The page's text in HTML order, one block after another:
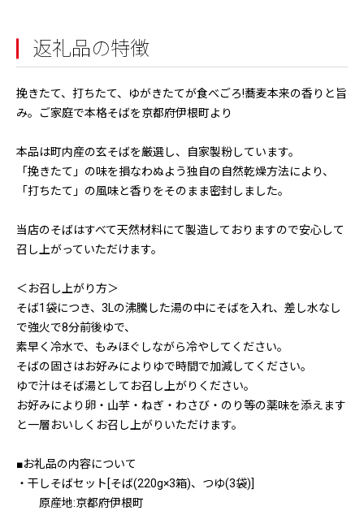
返礼品の特徴
挽きたて、打ちたて、ゆがきたてが食べごろ!蕎麦本来の香りと旨
み。ご家庭で本格そばを京都府伊根町より
本品は町内産の玄そばを厳選し、自家製粉しています。
「挽きたて」の味を損なわぬよう独自の自然乾燥方法により、
「打ちたて」の風味と香りをそのまま密封しました。
当店のそばはすべて天然材料にて製造しておりますので安心して
召し上がっていただけます。
＜お召し上がり方＞
そば1袋につき、3Lの沸騰した湯の中にそばを入れ、差し水なし
で強火で8分前後ゆで、
素早く冷水で、もみほぐしながら冷やしてください。
そばの固さはお好みによりゆで時間で加減してください。
ゆで汁はそば湯としてお召し上がりください。
お好みにより卵・山芋・ねぎ・わさび・のり等の薬味を添えます
と一層おいしくお召し上がりいただけます。
■お礼品の内容について
・干しそばセット[そば(220g×3箱)、つゆ(3袋)]
原産地:京都府伊根町